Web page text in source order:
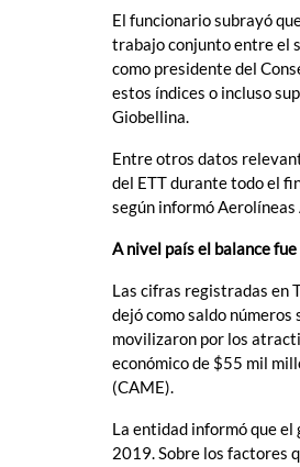
El funcionario subrayó
trabajo conjunto entre el
como presidente del
estos índices o incluso
Giobellina.
Entre otros datos
del ETT durante todo el
según informó
A nivel país el balance
Las cifras registradas en
dejó como saldo
movilizaron por los
económico de $55 mil
(CAME).
La entidad informó que
2019. Sobre los factores